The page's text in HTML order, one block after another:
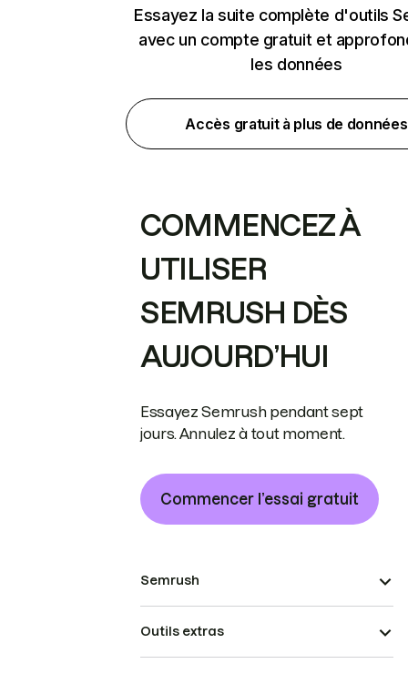
Essayez la suite complète d'outils
avec un compte gratuit et
les données
Accès gratuit à plus de données
COMMENCEZ À
UTILISER
SEMRUSH DÈS
AUJOURD’HUI
Essayez Semrush pendant sept
jours. Annulez à tout moment.
Commencer l’essai gratuit
Semrush
Outils extras